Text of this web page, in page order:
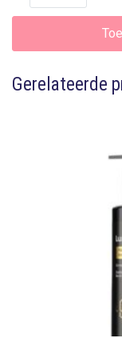
Gerelateerde